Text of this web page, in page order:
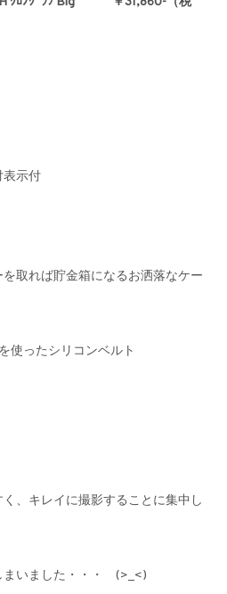
表示付
取れば貯金箱になるお洒落なケー
使ったシリコンベルト
、キレイに撮影することに集中し
まいました・・・ (>_<)